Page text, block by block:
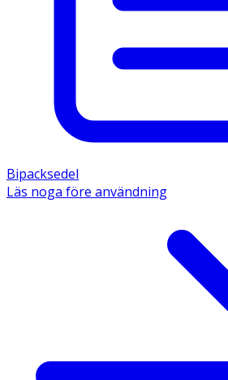
Bipacksedel
Läs noga före användning